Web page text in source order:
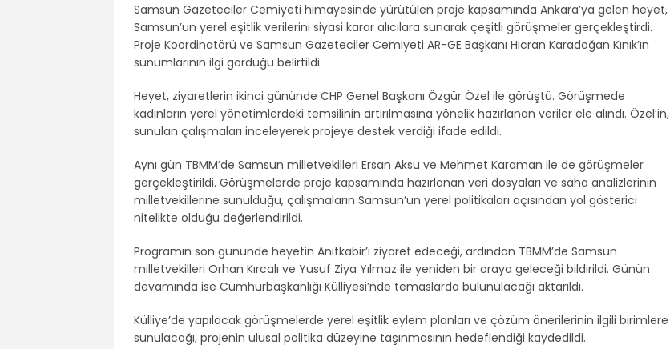
Samsun Gazeteciler Cemiyeti himayesinde yürütülen proje kapsamında Ankara’ya gelen heyet,
Samsun’un yerel eşitlik verilerini siyasi karar alıcılara sunarak çeşitli görüşmeler gerçekleştirdi.
Proje Koordinatörü ve Samsun Gazeteciler Cemiyeti AR-GE Başkanı Hicran Karadoğan Kınık’ın
sunumlarının ilgi gördüğü belirtildi.
Heyet, ziyaretlerin ikinci gününde CHP Genel Başkanı Özgür Özel ile görüştü. Görüşmede
kadınların yerel yönetimlerdeki temsilinin artırılmasına yönelik hazırlanan veriler ele alındı. Özel’in,
sunulan çalışmaları inceleyerek projeye destek verdiği ifade edildi.
Aynı gün TBMM’de Samsun milletvekilleri Ersan Aksu ve Mehmet Karaman ile de görüşmeler
gerçekleştirildi. Görüşmelerde proje kapsamında hazırlanan veri dosyaları ve saha analizlerinin
milletvekillerine sunulduğu, çalışmaların Samsun’un yerel politikaları açısından yol gösterici
nitelikte olduğu değerlendirildi.
Programın son gününde heyetin Anıtkabir’i ziyaret edeceği, ardından TBMM’de Samsun
milletvekilleri Orhan Kırcalı ve Yusuf Ziya Yılmaz ile yeniden bir araya geleceği bildirildi. Günün
devamında ise Cumhurbaşkanlığı Külliyesi’nde temaslarda bulunulacağı aktarıldı.
Külliye’de yapılacak görüşmelerde yerel eşitlik eylem planları ve çözüm önerilerinin ilgili birimlere
sunulacağı, projenin ulusal politika düzeyine taşınmasının hedeflendiği kaydedildi.